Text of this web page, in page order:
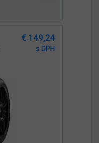
€ 149,24
s DPH